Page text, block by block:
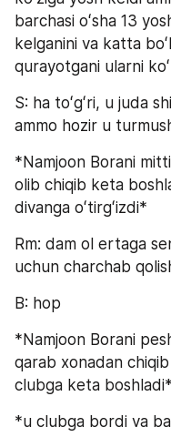
barchasi oʻsha 13
kelganini va katta
qurayotgani ularni
S: ha toʻgʻri, u juda
ammo hozir u
*Namjoon Borani
olib chiqib keta
divanga oʻtirgʻizdi*
Rm: dam ol ertaga
uchun charchab
B: hop
*Namjoon Borani
qarab xonadan
clubga keta boshladi*
*u clubga bordi va